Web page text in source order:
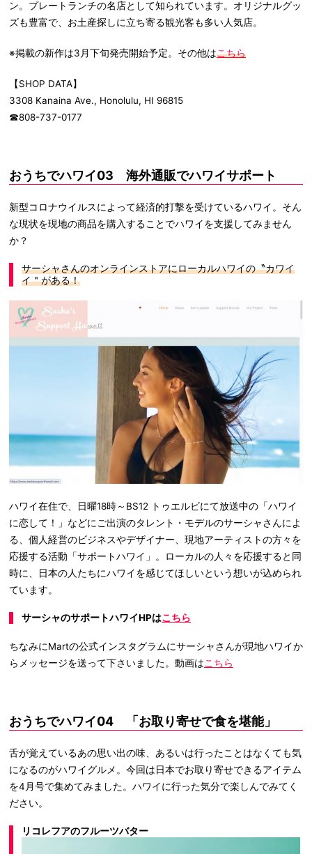
ン。プレートランチの名店として知られています。オリジナルグッ
ズも豊富で、お土産探しに立ち寄る観光客も多い人気店。
※掲載の新作は3月下旬発売開始予定。その他はこちら
【SHOP DATA】
3308 Kanaina Ave., Honolulu, HI 96815
☎808-737-0177
おうちでハワイ03 海外通販でハワイサポート
新型コロナウイルスによって経済的打撃を受けているハワイ。そん
な現状を現地の商品を購入することでハワイを支援してみません
か？
サーシャさんのオンラインストアにローカルハワイの〝カワイ
イ＂がある！
ハワイ在住で、日曜18時～BS12 トゥエルビにて放送中の「ハワイ
に恋して！」などにご出演のタレント・モデルのサーシャさんによ
る、個人経営のビジネスやデザイナー、現地アーティストの方々を
応援する活動「サポートハワイ」。ローカルの人々を応援すると同
時に、日本の人たちにハワイを感じてほしいという想いが込められ
ています。
サーシャのサポートハワイHPはこちら
ちなみにMartの公式インスタグラムにサーシャさんが現地ハワイか
らメッセージを送って下さいました。動画はこちら
おうちでハワイ04 「お取り寄せで食を堪能」
舌が覚えているあの思い出の味、あるいは行ったことはなくても気
になるのがハワイグルメ。今回は日本でお取り寄せできるアイテム
を4月号で集めてみました。ハワイに行った気分で楽しんでみてく
ださい。
リコレフアのフルーツバター